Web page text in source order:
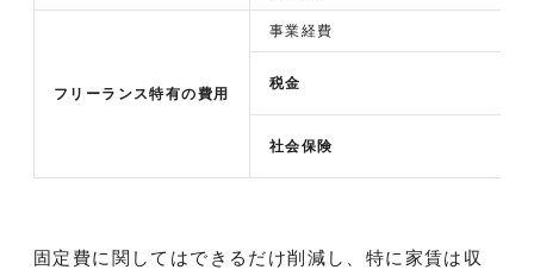
フリーランス特有の費用
事業経費
税金
社会保険
固定費に関してはできるだけ削減し、特に家賃は収